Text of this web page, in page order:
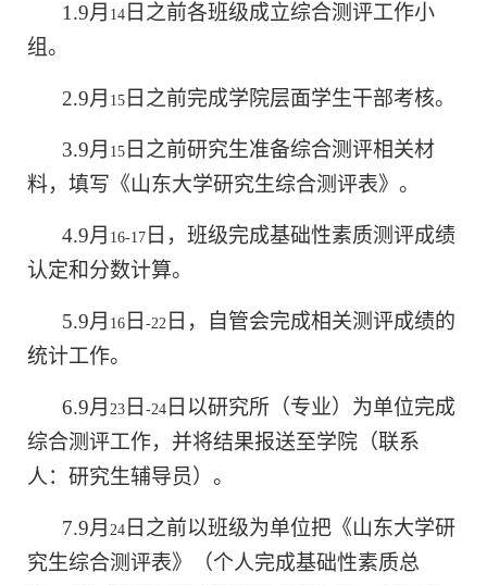
1.9月 14 日之前各班级成立综合测评工作小
组。
2.9月 15 日之前完成学院层面学生干部考核。
3.9月 15 日之前研究生准备综合测评相关材
料，填写《山东大学研究生综合测评表》。
4.9月 16-17 日，班级完成基础性素质测评成绩
认定和分数计算。
5.9月 16 日 -22 日，自管会完成相关测评成绩的
统计工作。
6.9月 23 日 -24 日以研究所（专业）为单位完成
综合测评工作，并将结果报送至学院（联系
人：研究生辅导员）。
7.9月 24 日之前以班级为单位把《山东大学研
究生综合测评表》（个人完成基础性素质总